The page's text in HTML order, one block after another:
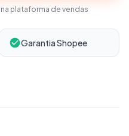
plataforma de vendas
Garantia Shopee